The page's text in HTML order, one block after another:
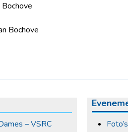
Bochove
– VSRC